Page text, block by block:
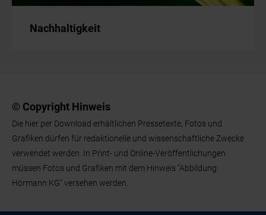
Nachhaltigkeit
© Copyright Hinweis
Die hier per Download erhältlichen Pressetexte, Fotos und
Grafiken dürfen für redaktionelle und wissenschaftliche Zwecke
verwendet werden. In Print- und Online-Veröffentlichungen
müssen Fotos und Grafiken mit dem Hinweis "Abbildung:
Hörmann KG" versehen werden.